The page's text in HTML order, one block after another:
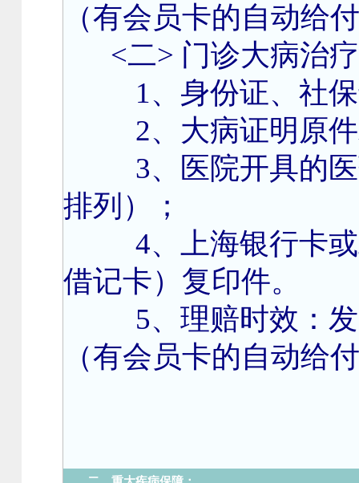
（有会员卡的自动给
<二> 门诊大病治
1、身份证、社
2、大病证明原
3、医院开具的
排列）；
4、上海银行卡
借记卡）复印件。
5、理赔时效：
（有会员卡的自动给